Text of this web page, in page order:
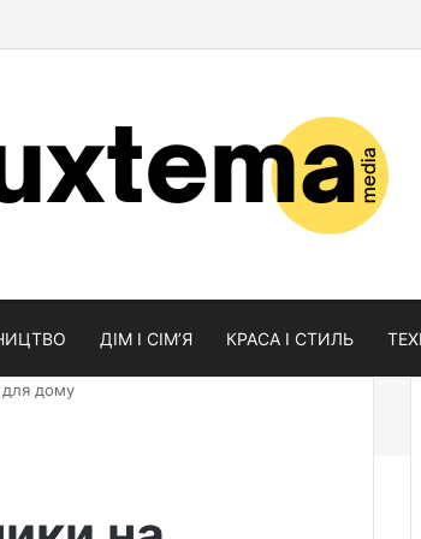
ДІМ І СІМʼЯ КРАСА І СТИЛЬ
для дому